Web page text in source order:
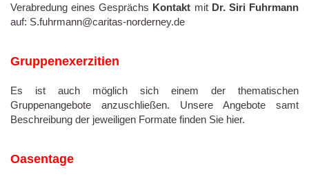
Verabredung eines Gesprächs Kontakt mit Dr. Siri Fuhrmann
auf: S.fuhrmann@caritas-norderney.de
Gruppenexerzitien
Es ist auch möglich sich einem der thematischen
Gruppenangebote anzuschließen. Unsere Angebote samt
Beschreibung der jeweiligen Formate finden Sie hier.
Oasentage